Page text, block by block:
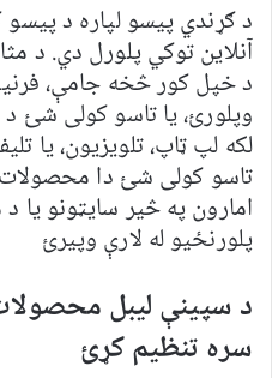
د ګړندي پیسو لپاره د
آنلاین توکي پلورل دي. د
د خپل کور څخه جامې،
وپلورئ، یا تاسو کولی شئ
لکه لپ ټاپ، تلویزیون، یا
امارون په څیر سایټونو یا
پلورنځیو له لارې وپیرئ
د سپینې لیبل
سره تنظیم کړئ